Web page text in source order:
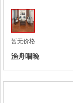
暂无价格
渔舟唱晚